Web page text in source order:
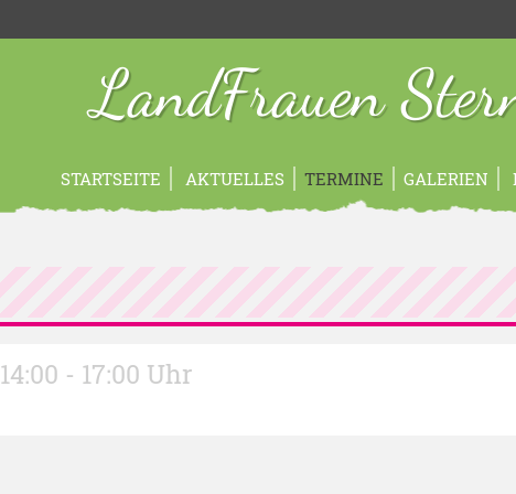
LandFrauen
STARTSEITE AKTUELLES TERMINE GALERIEN
14:00 - 17:00 Uhr